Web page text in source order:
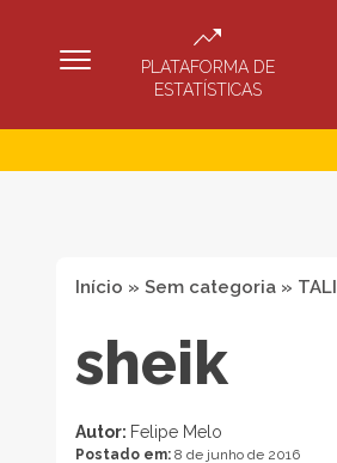
PLATAFORMA DE
ESTATÍSTICAS
Início » Sem categoria »
sheik
Autor: Felipe Melo
Postado em: 8 de junho de 2016